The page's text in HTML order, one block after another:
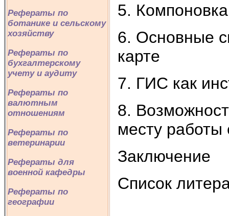
Рефераты по
ботанике и сельскому
хозяйству
Рефераты по
бухгалтерскому
учету и аудиту
Рефераты по
валютным
отношениям
Рефераты по
ветеринарии
Рефераты для
военной кафедры
Рефераты по
географии
5. Компоновка
6. Основные
карте
7. ГИС как
8.
месту работы
Заключение
Список